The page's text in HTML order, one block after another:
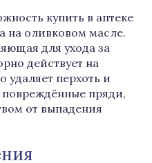
купить в аптеке
на оливковом масле.
для ухода за
действует на
удаляет перхоть и
повреждённые пряди,
от выпадения